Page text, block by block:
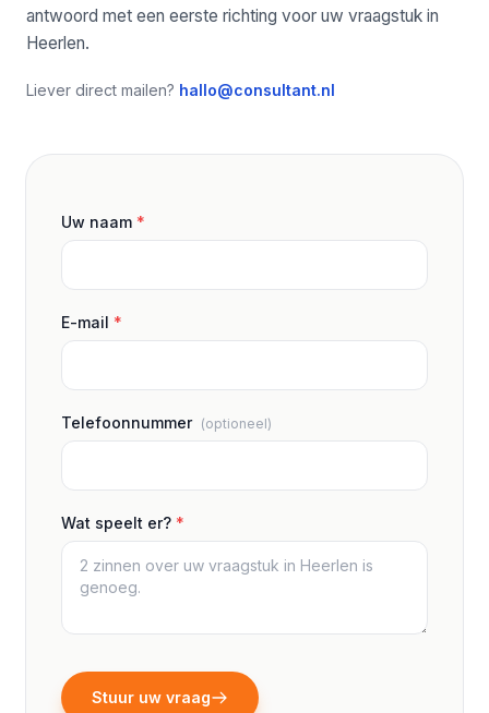
antwoord met een eerste richting voor uw vraagstuk in
Heerlen.
Liever direct mailen? hallo@consultant.nl
Uw naam *
E-mail *
Telefoonnummer (optioneel)
Wat speelt er? *
Stuur uw vraag